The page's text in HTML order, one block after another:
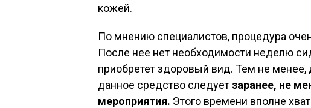
кожей.
По мнению специалистов, процедура
После нее нет необходимости неделю
приобретет здоровый вид. Тем не менее,
данное средство следует заранее, не
мероприятия. Этого времени вполне